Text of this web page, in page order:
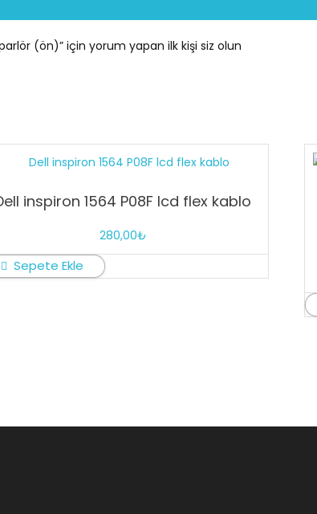
(ön)” için yorum yapan ilk kişi siz olun
inspiron 1564 P08F lcd flex kablo
280,00₺
Sepete Ekle